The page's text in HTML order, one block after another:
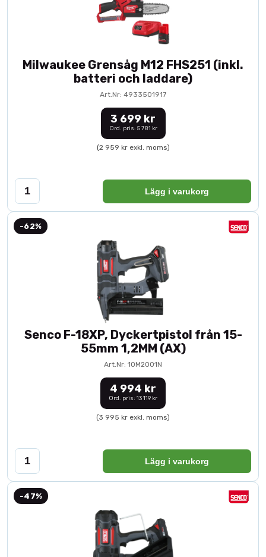
Milwaukee Grensåg M12 FHS251 (inkl.
batteri och laddare)
Art.Nr: 4933501917
3 699 kr
Ord. pris: 5 781 kr
(2 959 kr exkl. moms)
Lägg i varukorg
-62%
Senco F-18XP, Dyckertpistol från 15-
55mm 1,2MM (AX)
Art.Nr: 10M2001N
4 994 kr
Ord. pris: 13 119 kr
(3 995 kr exkl. moms)
Lägg i varukorg
-47%